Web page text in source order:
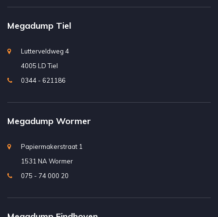
Megadump Tiel
Lutterveldweg 4
4005 LD Tiel
0344 - 621186
Megadump Wormer
Papiermakerstraat 1
1531 NA Wormer
075 - 74 000 20